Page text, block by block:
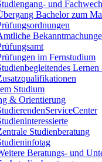
und
Bachelor zum
im Fernstudium
Studium
& Orientierung
Studienberatung
Beratungs- und